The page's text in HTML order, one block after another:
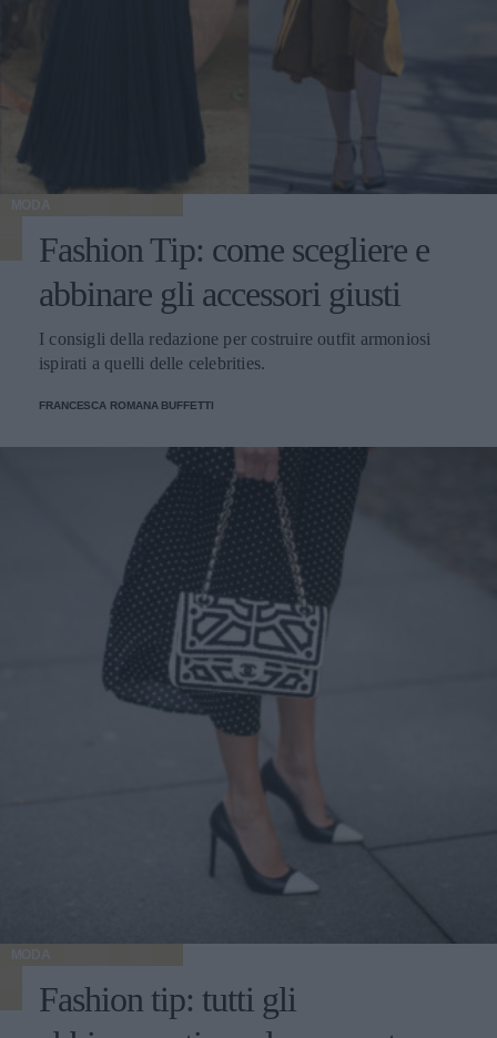
MODA
Fashion Tip: come scegliere e
abbinare gli accessori giusti
I consigli della redazione per costruire outfit armoniosi
ispirati a quelli delle celebrities.
FRANCESCA ROMANA BUFFETTI
MODA
Fashion tip: tutti gli